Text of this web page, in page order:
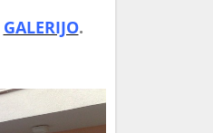
GALERIJO.